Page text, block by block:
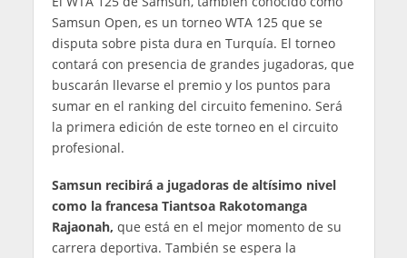
Samsun Open, es un torneo WTA 125 que se
disputa sobre pista dura en Turquía. El torneo
contará con presencia de grandes jugadoras, que
buscarán llevarse el premio y los puntos para
sumar en el ranking del circuito femenino. Será
la primera edición de este torneo en el circuito
profesional.
Samsun recibirá a jugadoras de altísimo nivel
como la francesa Tiantsoa Rakotomanga
Rajaonah, que está en el mejor momento de su
carrera deportiva. También se espera la